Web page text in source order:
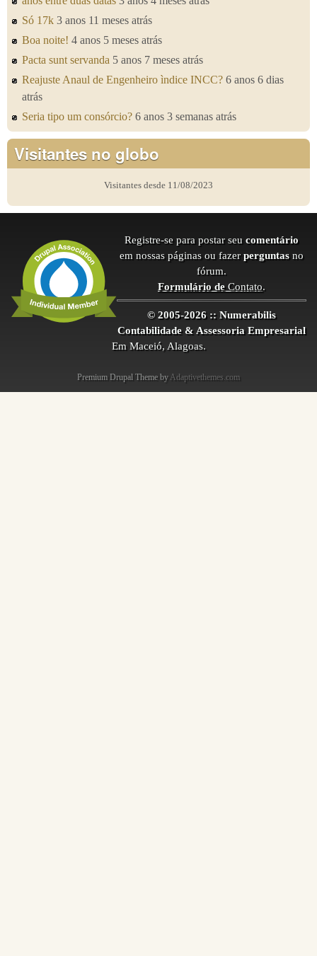
Só 17k 3 anos 11 meses atrás
Boa noite! 4 anos 5 meses atrás
Pacta sunt servanda 5 anos 7 meses atrás
Reajuste Anaul de Engenheiro ìndice INCC? 6 anos 6 dias
atrás
Seria tipo um consórcio? 6 anos 3 semanas atrás
Visitantes no globo
Visitantes desde 11/08/2023
Registre-se para postar seu comentário
em nossas páginas ou fazer perguntas no
fórum.
Formulário deContato.
© 2005-2026 :: Numerabilis
Contabilidade & Assessoria Empresarial
Em Maceió, Alagoas.
Premium Drupal Theme by Adaptivethemes.com